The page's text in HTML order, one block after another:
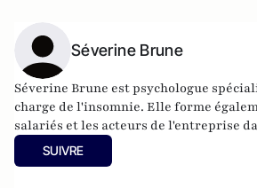
Séverine Brune
Séverine Brune est psychologue
charge de l'insomnie. Elle forme
salariés et les acteurs de l'entreprise
stress et des troubles du sommeil.
SUIVRE